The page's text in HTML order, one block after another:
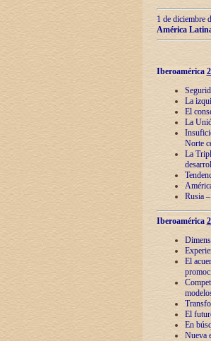
1 de diciembre
América
Iberoamérica
La
El
La
Norte
La
Rusia
Iberoamérica
El
El
En
Nueva